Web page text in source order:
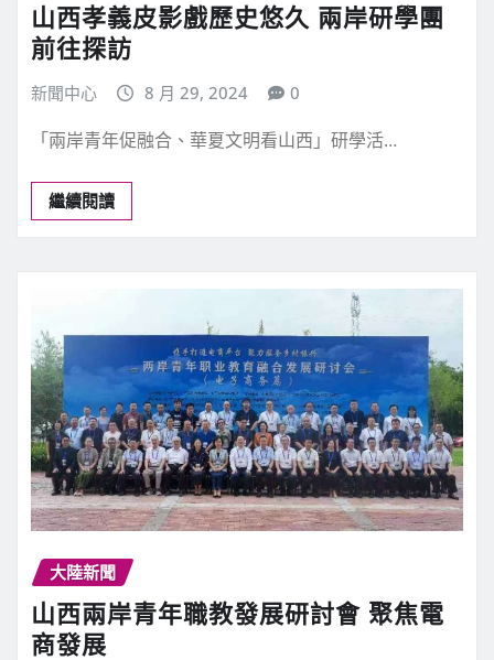
山西孝義皮影戲歷史悠久 兩岸研學團
前往探訪
新聞中心 8 月 29, 2024 0
「兩岸青年促融合、華夏文明看山西」研學活…
繼續閱讀
大陸新聞
山西兩岸青年職教發展研討會 聚焦電
商發展